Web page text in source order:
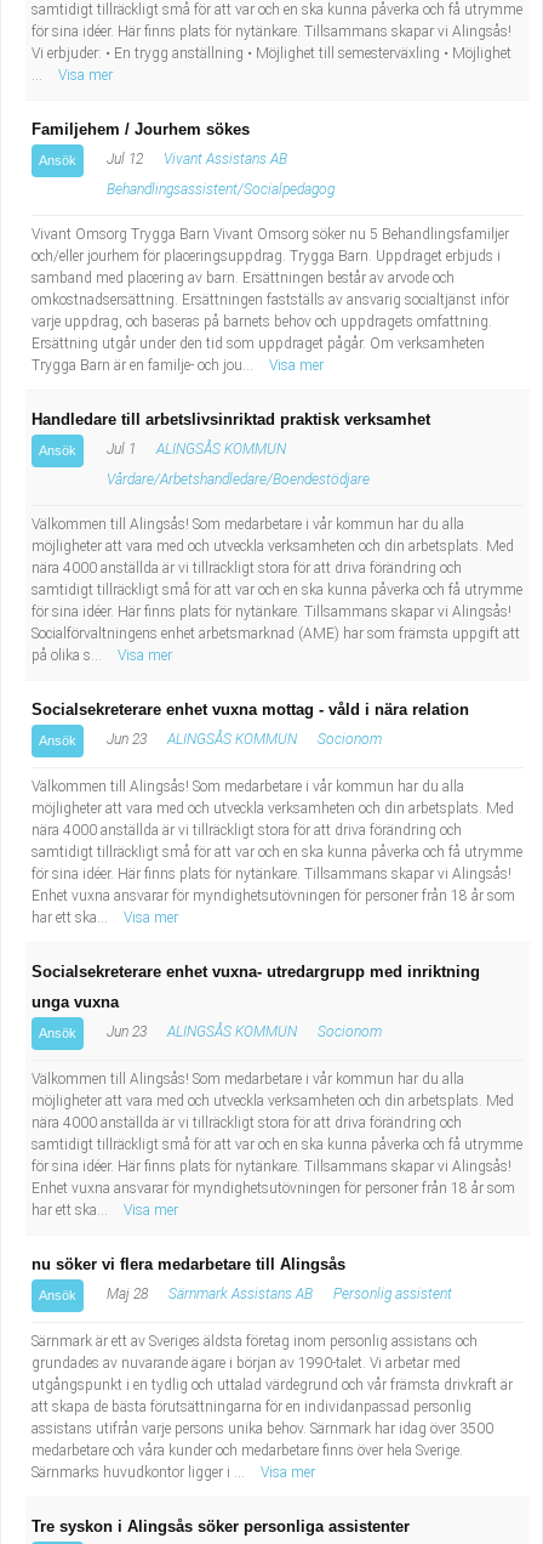
Bibliotekarie
Administrativ assistent
Lärare i gymnasiet
samtidigt tillräckligt små för att var och en ska kunna påverka och få utrymme
för sina idéer. Här finns plats för nytänkare. Tillsammans skapar vi Alingsås!
Vi erbjuder: • En trygg anställning • Möjlighet till semesterväxling • Möjlighet
...
Visa mer
Familjehem / Jourhem sökes
Ansök Jul 12
Vivant Assistans AB
Behandlingsassistent/Socialpedagog
Vivant Omsorg Trygga Barn Vivant Omsorg söker nu 5 Behandlingsfamiljer
och/eller jourhem för placeringsuppdrag. Trygga Barn. Uppdraget erbjuds i
samband med placering av barn. Ersättningen består av arvode och
omkostnadsersättning. Ersättningen fastställs av ansvarig socialtjänst inför
varje uppdrag, och baseras på barnets behov och uppdragets omfattning.
Ersättning utgår under den tid som uppdraget pågår. Om verksamheten
Trygga Barn är en familje- och jou...
Visa mer
Handledare till arbetslivsinriktad praktisk verksamhet
Ansök Jul 1
ALINGSÅS KOMMUN
Vårdare/Arbetshandledare/Boendestödjare
Välkommen till Alingsås! Som medarbetare i vår kommun har du alla
möjligheter att vara med och utveckla verksamheten och din arbetsplats. Med
nära 4000 anställda är vi tillräckligt stora för att driva förändring och
samtidigt tillräckligt små för att var och en ska kunna påverka och få utrymme
för sina idéer. Här finns plats för nytänkare. Tillsammans skapar vi Alingsås!
Socialförvaltningens enhet arbetsmarknad (AME) har som främsta uppgift att
på olika s...
Visa mer
Socialsekreterare enhet vuxna mottag - våld i nära relation
Ansök Jun 23 ALINGSÅS KOMMUN Socionom
Välkommen till Alingsås! Som medarbetare i vår kommun har du alla
möjligheter att vara med och utveckla verksamheten och din arbetsplats. Med
nära 4000 anställda är vi tillräckligt stora för att driva förändring och
samtidigt tillräckligt små för att var och en ska kunna påverka och få utrymme
för sina idéer. Här finns plats för nytänkare. Tillsammans skapar vi Alingsås!
Enhet vuxna ansvarar för myndighetsutövningen för personer från 18 år som
har ett ska...
Visa mer
Socialsekreterare enhet vuxna- utredargrupp med inriktning
unga vuxna
Ansök Jun 23 ALINGSÅS KOMMUN Socionom
Välkommen till Alingsås! Som medarbetare i vår kommun har du alla
möjligheter att vara med och utveckla verksamheten och din arbetsplats. Med
nära 4000 anställda är vi tillräckligt stora för att driva förändring och
samtidigt tillräckligt små för att var och en ska kunna påverka och få utrymme
för sina idéer. Här finns plats för nytänkare. Tillsammans skapar vi Alingsås!
Enhet vuxna ansvarar för myndighetsutövningen för personer från 18 år som
har ett ska...
Visa mer
nu söker vi flera medarbetare till Alingsås
Ansök Maj 28 Särnmark Assistans AB Personlig assistent
Särnmark är ett av Sveriges äldsta företag inom personlig assistans och
grundades av nuvarande ägare i början av 1990-talet. Vi arbetar med
utgångspunkt i en tydlig och uttalad värdegrund och vår främsta drivkraft är
att skapa de bästa förutsättningarna för en individanpassad personlig
assistans utifrån varje persons unika behov. Särnmark har idag över 3500
medarbetare och våra kunder och medarbetare finns över hela Sverige.
Särnmarks huvudkontor ligger i ...
Visa mer
Tre syskon i Alingsås söker personliga assistenter